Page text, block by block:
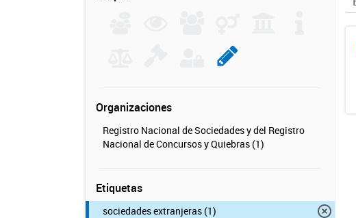
Organizaciones
Registro Nacional de Sociedades y del Registro
Nacional de Concursos y Quiebras (1)
Etiquetas
sociedades extranjeras (1)